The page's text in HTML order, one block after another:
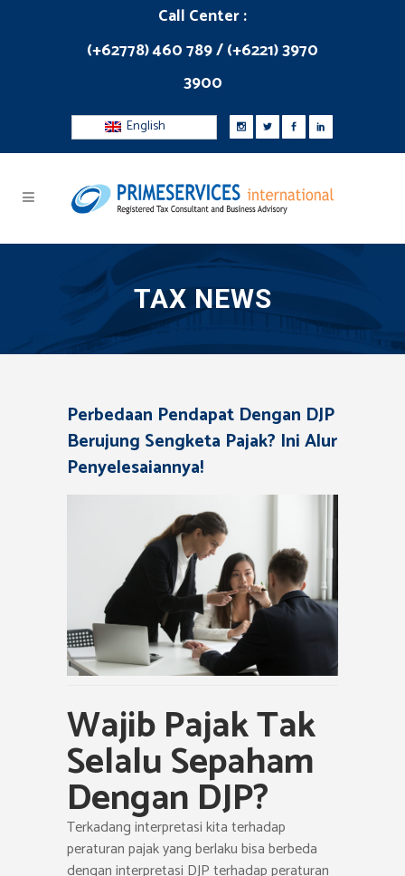
Call Center :
(+62778) 460 789 / (+6221) 3970
3900
English
TAX NEWS
Perbedaan Pendapat Dengan DJP
Berujung Sengketa Pajak? Ini Alur
Penyelesaiannya!
Wajib Pajak Tak
Selalu Sepaham
Dengan DJP?
Terkadang interpretasi kita terhadap
peraturan pajak yang berlaku bisa berbeda
dengan interpretasi DJP terhadap peraturan